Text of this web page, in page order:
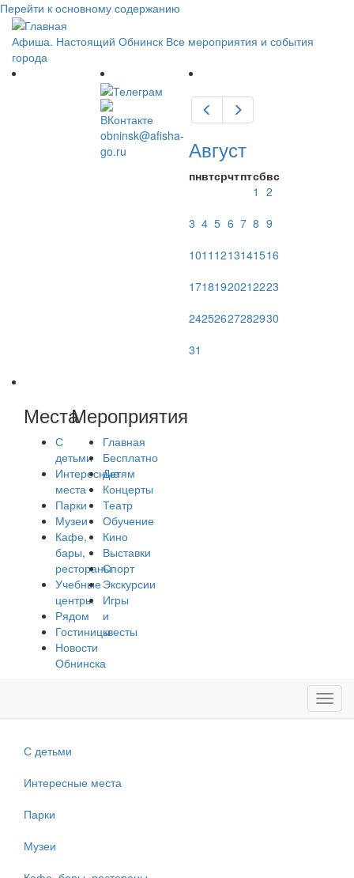
Перейти к основному содержанию
Афиша. Настоящий Обнинск Все мероприятия и события
города
obninsk@afisha-
go.ru
Предыдущий
Август
пнвтсрчтптсбвс
1 2
3 4 5 6 7 8 9
1011 1213141516
17181920212223
24252627282930
31
Места
С
детьми
Интересные
места
Парки
Музеи
Кафе,
бары,
рестораны
Учебные
центры
Рядом
Гостиницы
Новости
Обнинска
Мероприятия
Главная
Бесплатно
Детям
Концерты
Театр
Обучение
Кино
Выставки
Спорт
Экскурсии
Игры
и
квесты
С детьми
Интересные места
Парки
Музеи